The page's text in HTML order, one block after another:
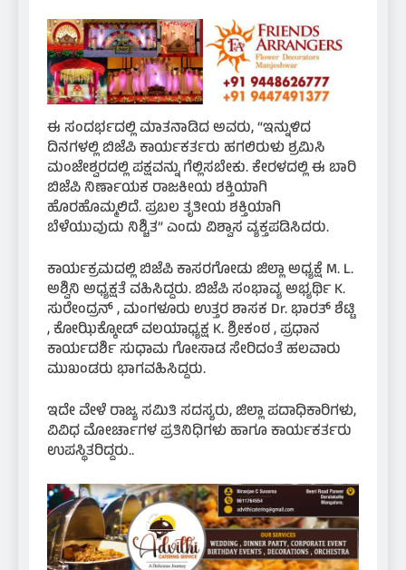
ಈ ಸಂದರ್ಭದಲ್ಲಿ ಮಾತನಾಡಿದ ಅವರು, “ಇನ್ನುಳಿದ
ದಿನಗಳಲ್ಲಿ ಬಿಜೆಪಿ ಕಾರ್ಯಕರ್ತರು ಹಗಲಿರುಳು ಶ್ರಮಿಸಿ
ಮಂಜೇಶ್ವರದಲ್ಲಿ ಪಕ್ಷವನ್ನು ಗೆಲ್ಲಿಸಬೇಕು. ಕೇರಳದಲ್ಲಿ ಈ ಬಾರಿ
ಬಿಜೆಪಿ ನಿರ್ಣಾಯಕ ರಾಜಕೀಯ ಶಕ್ತಿಯಾಗಿ
ಹೊರಹೊಮ್ಮಲಿದೆ. ಪ್ರಬಲ ತೃತೀಯ ಶಕ್ತಿಯಾಗಿ
ಬೆಳೆಯುವುದು ನಿಶ್ಚಿತ” ಎಂದು ವಿಶ್ವಾಸ ವ್ಯಕ್ತಪಡಿಸಿದರು.
ಕಾರ್ಯಕ್ರಮದಲ್ಲಿ ಬಿಜೆಪಿ ಕಾಸರಗೋಡು ಜಿಲ್ಲಾ ಅಧ್ಯಕ್ಷೆ M. L.
ಅಶ್ವಿನಿ ಅಧ್ಯಕ್ಷತೆ ವಹಿಸಿದ್ದರು. ಬಿಜೆಪಿ ಸಂಭಾವ್ಯ ಅಭ್ಯರ್ಥಿ K.
ಸುರೇಂದ್ರನ್ , ಮಂಗಳೂರು ಉತ್ತರ ಶಾಸಕ Dr. ಭಾರತ್ ಶೆಟ್ಟಿ
, ಕೋಝಿಕ್ಕೋಡ್ ವಲಯಾಧ್ಯಕ್ಷ K. ಶ್ರೀಕಂಠ , ಪ್ರಧಾನ
ಕಾರ್ಯದರ್ಶಿ ಸುಧಾಮ ಗೋಸಾಡ ಸೇರಿದಂತೆ ಹಲವಾರು
ಮುಖಂಡರು ಭಾಗವಹಿಸಿದ್ದರು.
ಇದೇ ವೇಳೆ ರಾಜ್ಯ ಸಮಿತಿ ಸದಸ್ಯರು, ಜಿಲ್ಲಾ ಪದಾಧಿಕಾರಿಗಳು,
ವಿವಿಧ ಮೋರ್ಚಾಗಳ ಪ್ರತಿನಿಧಿಗಳು ಹಾಗೂ ಕಾರ್ಯಕರ್ತರು
ಉಪಸ್ಥಿತರಿದ್ದರು..